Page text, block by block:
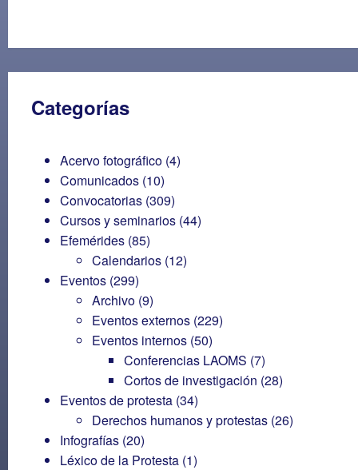
Categorías
Acervo fotográfico (4)
Comunicados (10)
Convocatorias (309)
Cursos y seminarios (44)
Efemérides (85)
Calendarios (12)
Eventos (299)
Archivo (9)
Eventos externos (229)
Eventos internos (50)
Conferencias LAOMS (7)
Cortos de investigación (28)
Eventos de protesta (34)
Derechos humanos y protestas (26)
Infografías (20)
Léxico de la Protesta (1)